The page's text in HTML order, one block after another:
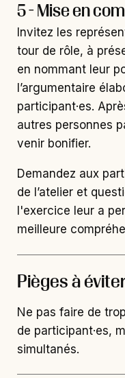
5 - Mise en
Invitez les
tour de rôle, à
en nommant leur
l’argumentaire
participant·es.
autres personnes
venir bonifier.
Demandez aux
de l’atelier et
l'exercice leur a
meilleure
Pièges à
Ne pas faire de
de participant·es,
simultanés.